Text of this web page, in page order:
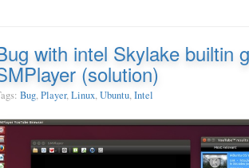
with intel Skylake builtin
(solution)
Bug,Player,Linux,Ubuntu,Intel